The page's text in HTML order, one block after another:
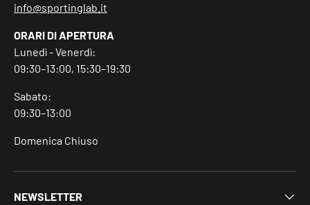
info@sportinglab.it
ORARI DI APERTURA
Lunedì - Venerdì:
09:30–13:00, 15:30–19:30
Sabato:
09:30–13:00
Domenica Chiuso
NEWSLETTER